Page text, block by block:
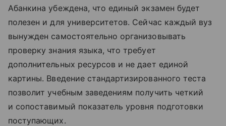
Абанкина убеждена, что единый экзамен будет
полезен и для университетов. Сейчас каждый вуз
вынужден самостоятельно организовывать
проверку знания языка, что требует
дополнительных ресурсов и не дает единой
картины. Введение стандартизированного теста
позволит учебным заведениям получить четкий
и сопоставимый показатель уровня подготовки
поступающих.